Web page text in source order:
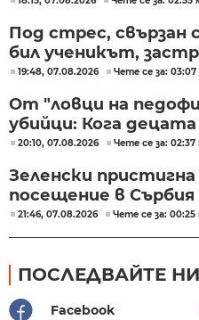
Под стрес, свързан
бил ученикът,
19:48, 07.08.2026 Чете се за:
От "ловци на
убийци: Кога децата
20:10, 07.08.2026 Чете се за:
Зеленски
посещение в Сърбия
21:46, 07.08.2026 Чете се за:
ПОСЛЕДВАЙТЕ
Facebook